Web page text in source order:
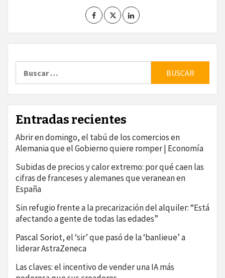
Entradas recientes
Abrir en domingo, el tabú de los comercios en
Alemania que el Gobierno quiere romper | Economía
Subidas de precios y calor extremo: por qué caen las
cifras de franceses y alemanes que veranean en
España
Sin refugio frente a la precarización del alquiler: “Está
afectando a gente de todas las edades”
Pascal Soriot, el ‘sir’ que pasó de la ‘banlieue’ a
liderar AstraZeneca
Las claves: el incentivo de vender una IA más